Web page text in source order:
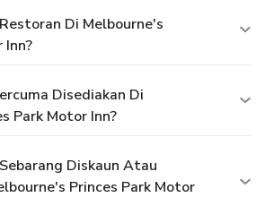
Di Melbourne's
Inn?
Disediakan Di
Park Motor Inn?
Diskaun Atau
Princes Park Motor